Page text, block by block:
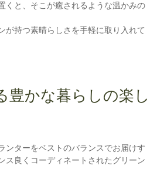
くと、そこが癒されるような温かみの
が持つ素晴らしさを手軽に取り入れて
豊かな暮らしの楽し
ンターをベストのバランスでお届けす
ス良くコーディネートされたグリーン